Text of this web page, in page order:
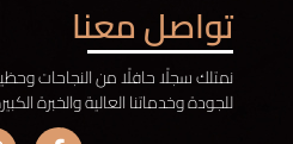
تواصل معنا
نمتلك سجلًا حافلًا من النجاحات
للجودة وخدماتنا العالية والخبرة